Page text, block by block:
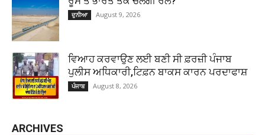
ਦੁਨੀਆ August 9, 2026
ਵਿਆਹ ਕਰਵਾਉਣ ਲਈ ਬਣੀ ਸੀ ਫ਼ਰਜ਼ੀ ਪੰਜਾਬ
ਪੁਲੀਸ ਅਧਿਕਾਰੀ,ਟਿਫ਼ਨ ਬਾਕਸ ਕਾਰਨ ਪਰਦਾਫਾਸ਼
ਪੰਜਾਬ August 8, 2026
ARCHIVES